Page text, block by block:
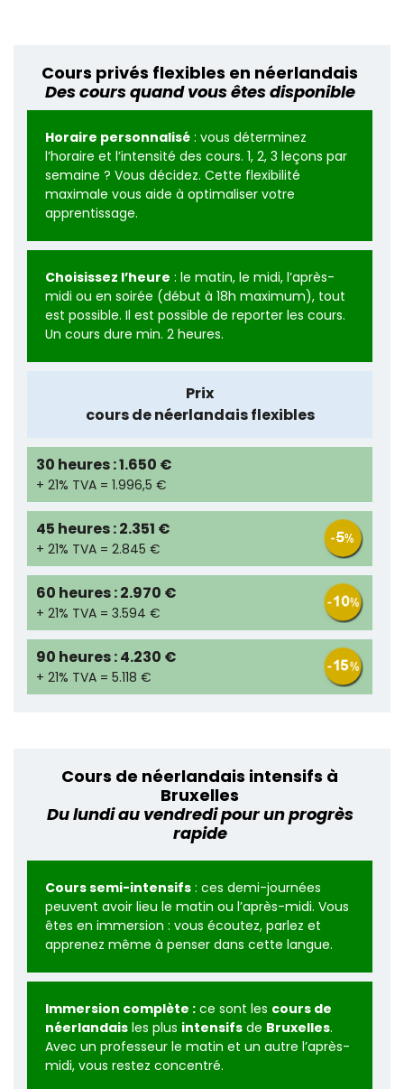
Cours privés flexibles en néerlandais
Des cours quand vous êtes disponible
Horaire personnalisé : vous déterminez
l’horaire et l’intensité des cours. 1, 2, 3 leçons par
semaine ? Vous décidez. Cette flexibilité
maximale vous aide à optimaliser votre
apprentissage.
Choisissez l’heure : le matin, le midi, l’après-
midi ou en soirée (début à 18h maximum), tout
est possible. Il est possible de reporter les cours.
Un cours dure min. 2 heures.
Prix
cours de néerlandais flexibles
30 heures : 1.650 €
+ 21% TVA = 1.996,5 €
45 heures : 2.351 €
+ 21% TVA = 2.845 €
60 heures : 2.970 €
+ 21% TVA = 3.594 €
90 heures : 4.230 €
+ 21% TVA = 5.118 €
Cours de néerlandais intensifs à
Bruxelles
Du lundi au vendredi pour un progrès
rapide
Cours semi-intensifs : ces demi-journées
peuvent avoir lieu le matin ou l’après-midi. Vous
êtes en immersion : vous écoutez, parlez et
apprenez même à penser dans cette langue.
Immersion complète : ce sont les cours de
néerlandais les plus intensifs de Bruxelles.
Avec un professeur le matin et un autre l’après-
midi, vous restez concentré.